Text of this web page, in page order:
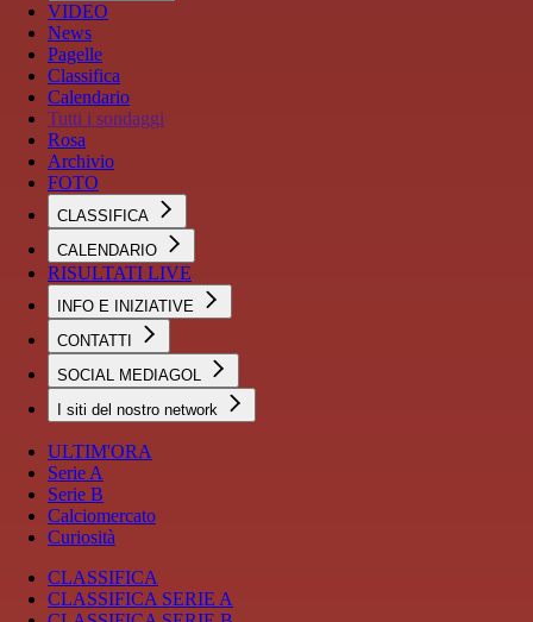
VIDEO
News
Pagelle
Classifica
Calendario
Tutti i sondaggi
Rosa
Archivio
FOTO
CLASSIFICA
CALENDARIO
RISULTATI LIVE
INFO E INIZIATIVE
CONTATTI
SOCIAL MEDIAGOL
I siti del nostro network
ULTIM'ORA
Serie A
Serie B
Calciomercato
Curiosità
CLASSIFICA
CLASSIFICA SERIE A